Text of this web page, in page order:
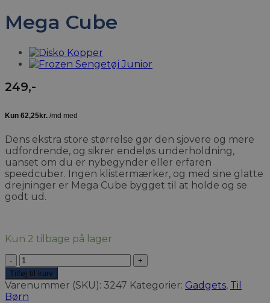
Mega Cube
249,-
Dens ekstra store størrelse gør den sjovere og mere
udfordrende, og sikrer endeløs underholdning,
uanset om du er nybegynder eller erfaren
speedcuber. Ingen klistermærker, og med sine glatte
drejninger er Mega Cube bygget til at holde og se
godt ud.
Kun 2 tilbage på lager
Mega
Cube
antal
Tilføj til kurv
Varenummer (SKU): 3247 Kategorier: Gadgets, Til
Børn